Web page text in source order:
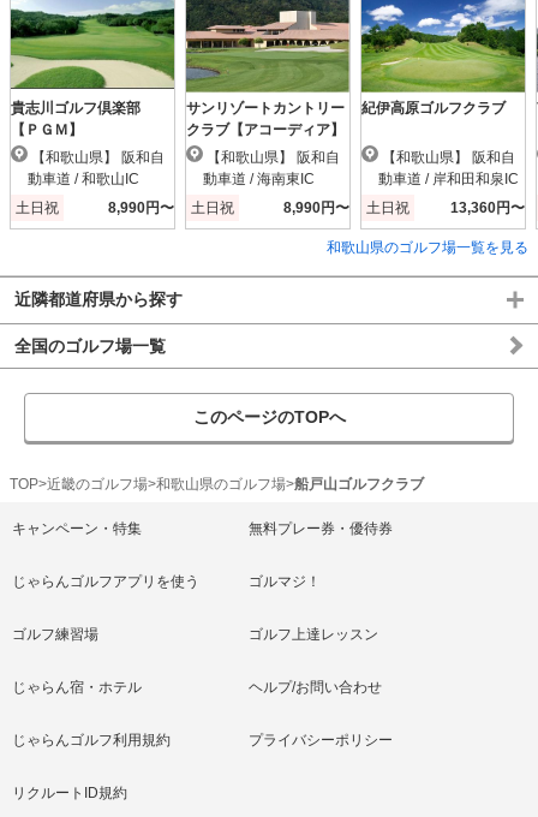
貴志川ゴルフ倶楽部
【ＰＧＭ】
動車道 / 和歌山IC
土日祝
8,990円〜
サンリゾートカントリー
クラブ【アコーディア】
動車道 / 海南東IC
土日祝
8,990円〜
紀伊高原ゴルフクラブ
動車道 / 岸和田和泉IC
土日祝
13,360円〜
和歌山県のゴルフ場一覧を見る
近隣都道府県から探す
全国のゴルフ場一覧
このページのTOPへ
TOP 近畿のゴルフ場 和歌山県のゴルフ場 船戸山ゴルフクラブ
キャンペーン・特集 無料プレー券・優待券
じゃらんゴルフアプリを使う ゴルマジ！
ゴルフ練習場 ゴルフ上達レッスン
じゃらん宿・ホテル ヘルプ/お問い合わせ
じゃらんゴルフ利用規約 プライバシーポリシー
リクルートID規約